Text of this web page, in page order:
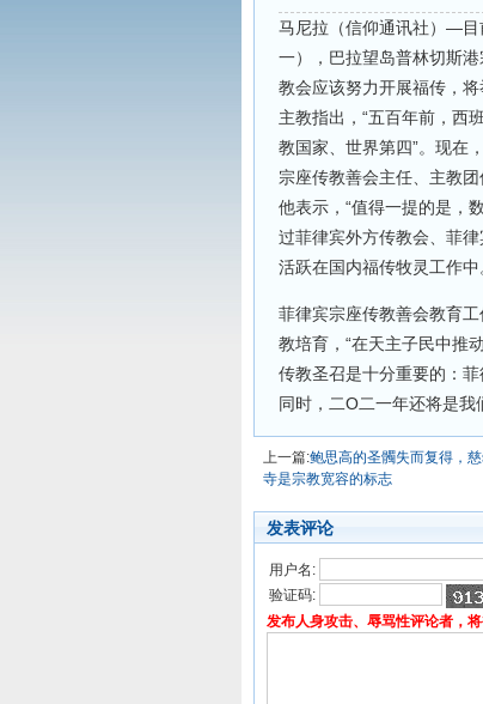
马尼拉（信仰通讯社）—目
一），巴拉望岛普林切斯
教会应该努力开展福传，将
主教指出，“五百年前，西
教国家、世界第四”。现在
宗座传教善会主任、主教团
他表示，“值得一提的是，
过菲律宾外方传教会、菲
活跃在国内福传牧灵工作中
菲律宾宗座传教善会教育
教培育，“在天主子民中推
传教圣召是十分重要的：
同时，二O二一年还将是我
上一篇:鲍思高的圣髑失而复得，
寺是宗教宽容的标志
发表评论
用户名:
验证码:
发布人身攻击、辱骂性评论者，